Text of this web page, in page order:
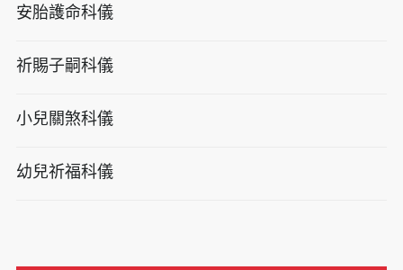
安胎護命科儀
祈賜子嗣科儀
小兒關煞科儀
幼兒祈福科儀